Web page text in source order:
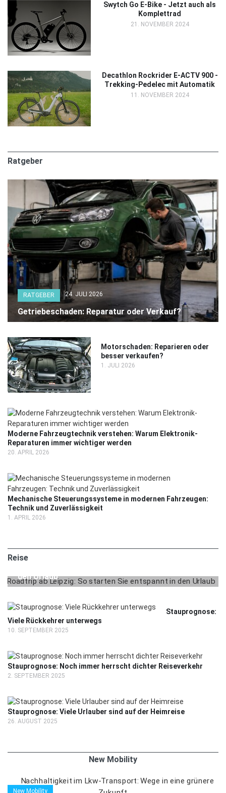
Swytch Go E-Bike - Jetzt auch als
Komplettrad
21. NOVEMBER 2024
Decathlon Rockrider E-ACTV 900 -
Trekking-Pedelec mit Automatik
11. NOVEMBER 2024
Ratgeber
RATGEBER 24. JULI 2026
Getriebeschaden: Reparatur oder Verkauf?
Motorschaden: Reparieren oder
besser verkaufen?
1. JULI 2026
Moderne Fahrzeugtechnik verstehen: Warum Elektronik-
Reparaturen immer wichtiger werden
20. APRIL 2026
Mechanische Steuerungssysteme in modernen Fahrzeugen:
Technik und Zuverlässigkeit
1. APRIL 2026
Reise
REISE 2. MAI 2025
den Urlaub
Stauprognose:
Viele Rückkehrer unterwegs
10. SEPTEMBER 2025
Stauprognose: Noch immer herrscht dichter Reiseverkehr
2. SEPTEMBER 2025
Stauprognose: Viele Urlauber sind auf der Heimreise
26. AUGUST 2025
New Mobility
New Mobility